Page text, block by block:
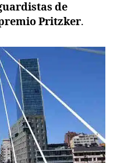
de
Pritzker.